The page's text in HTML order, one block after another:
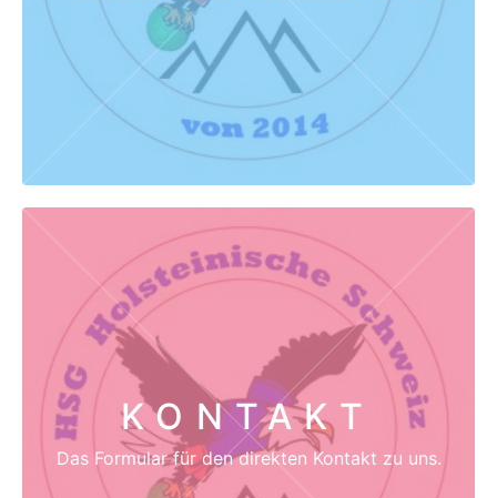
KONTAKT
Das Formular für den direkten Kontakt zu uns.